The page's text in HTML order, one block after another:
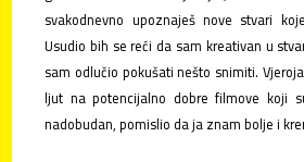
svakodnevno upoznaješ nove stvari
Usudio bih se reći da sam kreativan u
sam odlučio pokušati nešto snimiti.
ljut na potencijalno dobre filmove koji
nadobudan, pomislio da ja znam bolje i